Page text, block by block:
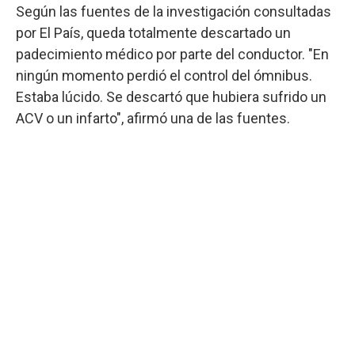
Según las fuentes de la investigación consultadas
por El País, queda totalmente descartado un
padecimiento médico por parte del conductor. "En
ningún momento perdió el control del ómnibus.
Estaba lúcido. Se descartó que hubiera sufrido un
ACV o un infarto", afirmó una de las fuentes.